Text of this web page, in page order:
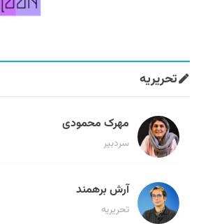
تحریریه
مهرک محمودی
سردبیر
آرش برهمند
تحریریه